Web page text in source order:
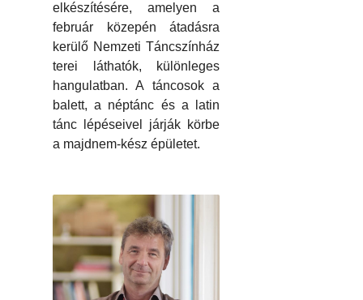
elkészítésére, amelyen a
február közepén átadásra
kerülő Nemzeti Táncszínház
terei láthatók, különleges
hangulatban. A táncosok a
balett, a néptánc és a latin
tánc lépéseivel járják körbe
a majdnem-kész épületet.